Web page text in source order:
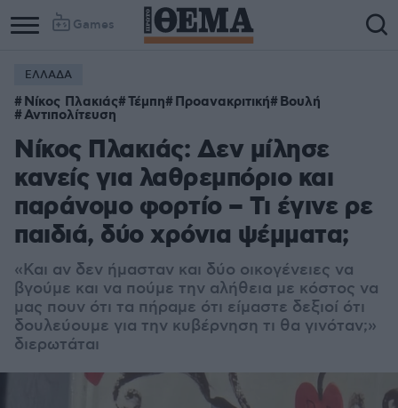
Games
ΕΛΛΑΔΑ
Νίκος Πλακιάς Τέμπη Προανακριτική Βουλή
Αντιπολίτευση
Νίκος Πλακιάς: Δεν μίλησε
κανείς για λαθρεμπόριο και
παράνομο φορτίο – Τι έγινε ρε
παιδιά, δύο χρόνια ψέμματα;
«Και αν δεν ήμασταν και δύο οικογένειες να
βγούμε και να πούμε την αλήθεια με κόστος να
μας πουν ότι τα πήραμε ότι είμαστε δεξιοί ότι
δουλεύουμε για την κυβέρνηση τι θα γινόταν;»
διερωτάται